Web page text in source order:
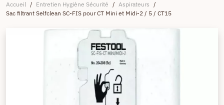
Accueil / Entretien Hygiène Sécurité / Aspirateurs /
Sac filtrant Selfclean SC-FIS pour CT Mini et Midi-2 / 5 / CT15